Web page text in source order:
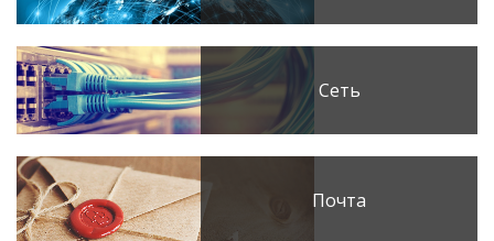
Сеть
Почта